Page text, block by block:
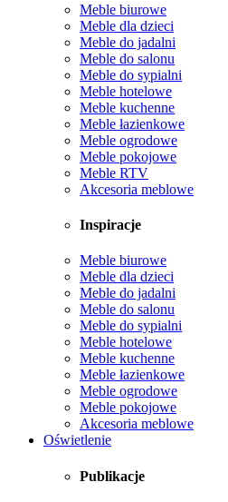
Meble biurowe
Meble dla dzieci
Meble do jadalni
Meble do salonu
Meble do sypialni
Meble hotelowe
Meble kuchenne
Meble łazienkowe
Meble ogrodowe
Meble pokojowe
Meble RTV
Akcesoria meblowe
Inspiracje
Meble biurowe
Meble dla dzieci
Meble do jadalni
Meble do salonu
Meble do sypialni
Meble hotelowe
Meble kuchenne
Meble łazienkowe
Meble ogrodowe
Meble pokojowe
Akcesoria meblowe
Oświetlenie
Publikacje